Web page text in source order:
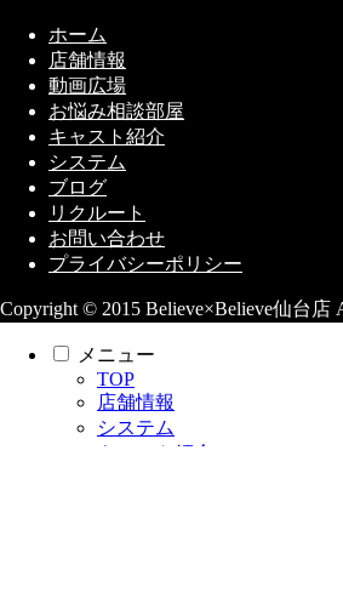
ホーム
店舗情報
動画広場
お悩み相談部屋
キャスト紹介
システム
ブログ
リクルート
お問い合わせ
プライバシーポリシー
Copyright © 2015 Believe×Believe仙台店
メニュー
TOP
店舗情報
システム
キャスト紹介